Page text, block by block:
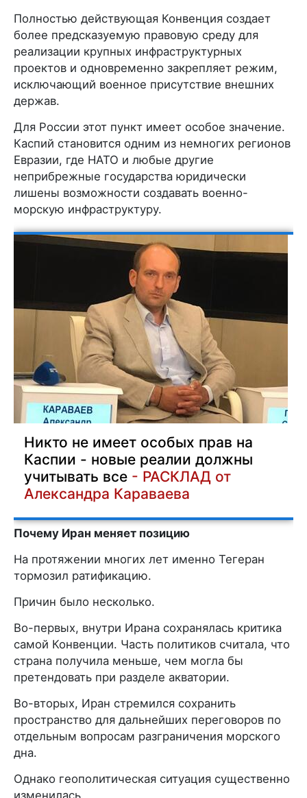
Полностью действующая Конвенция создает
более предсказуемую правовую среду для
реализации крупных инфраструктурных
проектов и одновременно закрепляет режим,
исключающий военное присутствие внешних
держав.
Для России этот пункт имеет особое значение.
Каспий становится одним из немногих регионов
Евразии, где НАТО и любые другие
неприбрежные государства юридически
лишены возможности создавать военно-
морскую инфраструктуру.
Никто не имеет особых прав на
Каспии - новые реалии должны
учитывать все - РАСКЛАД от
Александра Караваева
Почему Иран меняет позицию
На протяжении многих лет именно Тегеран
тормозил ратификацию.
Причин было несколько.
Во-первых, внутри Ирана сохранялась критика
самой Конвенции. Часть политиков считала, что
страна получила меньше, чем могла бы
претендовать при разделе акватории.
Во-вторых, Иран стремился сохранить
пространство для дальнейших переговоров по
отдельным вопросам разграничения морского
дна.
Однако геополитическая ситуация существенно
изменилась.